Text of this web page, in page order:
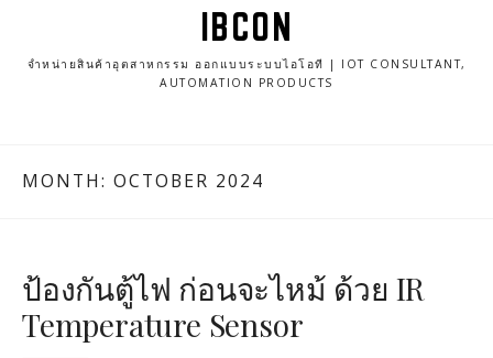
IBCON
จำหน่ายสินค้าอุตสาหกรรม ออกแบบระบบไอโอที | IOT CONSULTANT,
AUTOMATION PRODUCTS
MONTH: OCTOBER 2024
ป้องกันตู้ไฟ ก่อนจะไหม้ ด้วย IR
Temperature Sensor